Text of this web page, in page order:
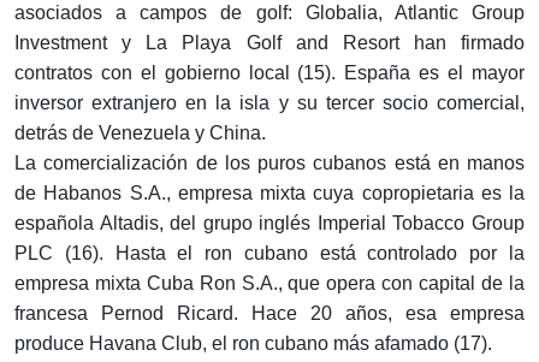
asociados a campos de golf: Globalia, Atlantic Group
Investment y La Playa Golf and Resort han firmado
contratos con el gobierno local (15). España es el mayor
inversor extranjero en la isla y su tercer socio comercial,
detrás de Venezuela y China.
La comercialización de los puros cubanos está en manos
de Habanos S.A., empresa mixta cuya copropietaria es la
española Altadis, del grupo inglés Imperial Tobacco Group
PLC (16). Hasta el ron cubano está controlado por la
empresa mixta Cuba Ron S.A., que opera con capital de la
francesa Pernod Ricard. Hace 20 años, esa empresa
produce Havana Club, el ron cubano más afamado (17).